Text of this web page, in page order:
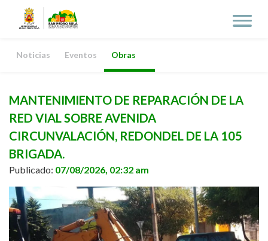
Noticias Eventos Obras
MANTENIMIENTO DE REPARACIÓN DE LA
RED VIAL SOBRE AVENIDA
CIRCUNVALACIÓN, REDONDEL DE LA 105
BRIGADA.
Publicado: 07/08/2026, 02:32 am